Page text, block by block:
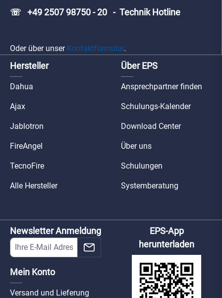
☏ +49 2507 98750 - 20 - Technik Hotline
Oder über unser Kontaktformular.
Hersteller
Dahua
Ajax
Jablotron
FireAngel
TecnoFire
Alle Hersteller
Über EPS
Ansprechpartner finden
Schulungs-Kalender
Download Center
Über uns
Schulungen
Systemberatung
Newsletter Anmeldung
Mein Konto
Versand und Lieferung
EPS-App
herunterladen